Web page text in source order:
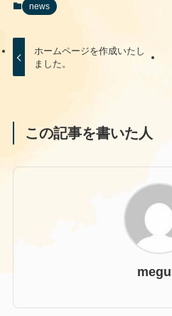
news
ホームページを作成いたし
ました。
この記事を書いた人